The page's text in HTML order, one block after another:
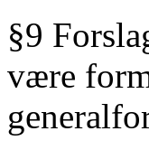
§9
være